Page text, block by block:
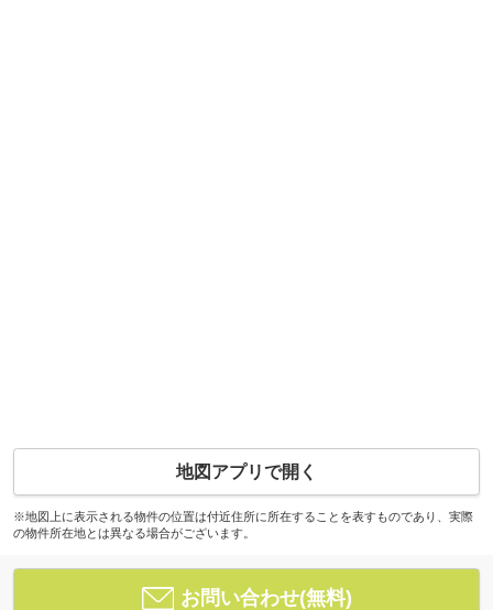
地図アプリで開く
※地図上に表示される物件の位置は付近住所に所在することを表すものであり、実際
の物件所在地とは異なる場合がございます。
お問い合わせ(無料)